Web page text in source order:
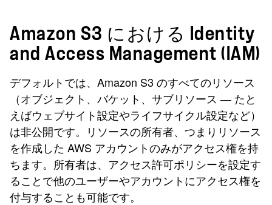
Amazon S3 における Identity
and Access Management (IAM)
デフォルトでは、Amazon S3 のすべてのリソース
（オブジェクト、バケット、サブリソース ― たと
えばウェブサイト設定やライフサイクル設定など）
は非公開です。リソースの所有者、つまりリソース
を作成した AWS アカウントのみがアクセス権を持
ちます。所有者は、アクセス許可ポリシーを設定す
ることで他のユーザーやアカウントにアクセス権を
付与することも可能です。